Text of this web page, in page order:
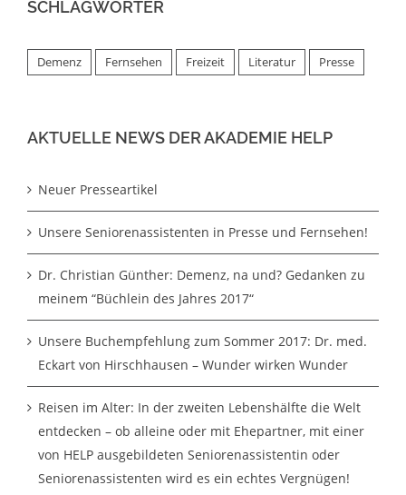
SCHLAGWÖRTER
Demenz Fernsehen Freizeit Literatur Presse
AKTUELLE NEWS DER AKADEMIE HELP
Neuer Presseartikel
Unsere Seniorenassistenten in Presse und Fernsehen!
Dr. Christian Günther: Demenz, na und? Gedanken zu
meinem “Büchlein des Jahres 2017“
Unsere Buchempfehlung zum Sommer 2017: Dr. med.
Eckart von Hirschhausen – Wunder wirken Wunder
Reisen im Alter: In der zweiten Lebenshälfte die Welt
entdecken – ob alleine oder mit Ehepartner, mit einer
von HELP ausgebildeten Seniorenassistentin oder
Seniorenassistenten wird es ein echtes Vergnügen!